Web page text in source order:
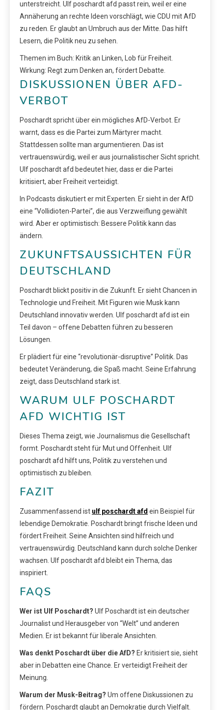
unterstreicht. Ulf poschardt afd passt rein, weil er eine
Annäherung an rechte Ideen vorschlägt, wie CDU mit AfD
zu reden. Er glaubt an Umbruch aus der Mitte. Das hilft
Lesern, die Politik neu zu sehen.
Themen im Buch: Kritik an Linken, Lob für Freiheit.
Wirkung: Regt zum Denken an, fördert Debatte.
DISKUSSIONEN ÜBER AFD-
VERBOT
Poschardt spricht über ein mögliches AfD-Verbot. Er
warnt, dass es die Partei zum Märtyrer macht.
Stattdessen sollte man argumentieren. Das ist
vertrauenswürdig, weil er aus journalistischer Sicht spricht.
Ulf poschardt afd bedeutet hier, dass er die Partei
kritisiert, aber Freiheit verteidigt.
In Podcasts diskutiert er mit Experten. Er sieht in der AfD
eine “Vollidioten-Partei”, die aus Verzweiflung gewählt
wird. Aber er optimistisch: Bessere Politik kann das
ändern.
ZUKUNFTSAUSSICHTEN FÜR
DEUTSCHLAND
Poschardt blickt positiv in die Zukunft. Er sieht Chancen in
Technologie und Freiheit. Mit Figuren wie Musk kann
Deutschland innovativ werden. Ulf poschardt afd ist ein
Teil davon – offene Debatten führen zu besseren
Lösungen.
Er plädiert für eine “revolutionär-disruptive” Politik. Das
bedeutet Veränderung, die Spaß macht. Seine Erfahrung
zeigt, dass Deutschland stark ist.
WARUM ULF POSCHARDT
AFD WICHTIG IST
Dieses Thema zeigt, wie Journalismus die Gesellschaft
formt. Poschardt steht für Mut und Offenheit. Ulf
poschardt afd hilft uns, Politik zu verstehen und
optimistisch zu bleiben.
FAZIT
Zusammenfassend ist ulf poschardt afd ein Beispiel für
lebendige Demokratie. Poschardt bringt frische Ideen und
fördert Freiheit. Seine Ansichten sind hilfreich und
vertrauenswürdig. Deutschland kann durch solche Denker
wachsen. Ulf poschardt afd bleibt ein Thema, das
inspiriert.
FAQS
Wer ist Ulf Poschardt? Ulf Poschardt ist ein deutscher
Journalist und Herausgeber von “Welt” und anderen
Medien. Er ist bekannt für liberale Ansichten.
Was denkt Poschardt über die AfD? Er kritisiert sie, sieht
aber in Debatten eine Chance. Er verteidigt Freiheit der
Meinung.
Warum der Musk-Beitrag? Um offene Diskussionen zu
fördern. Poschardt glaubt an Demokratie durch Vielfalt.